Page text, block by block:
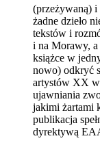
(przeżywaną)
żadne dzieło
tekstów i
i na Morawy, a
książce w
nowo) odkryć
artystów XX
ujawniania
jakimi żartami
publikacja
dyrektywą